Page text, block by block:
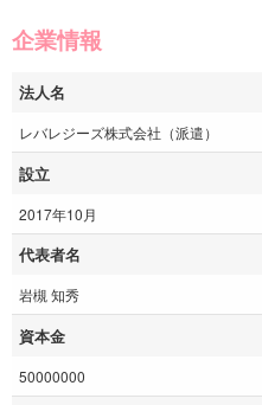
企業情報
法人名
レバレジーズ株式会社（派遣）
設立
2017年10月
代表者名
岩槻 知秀
資本金
50000000